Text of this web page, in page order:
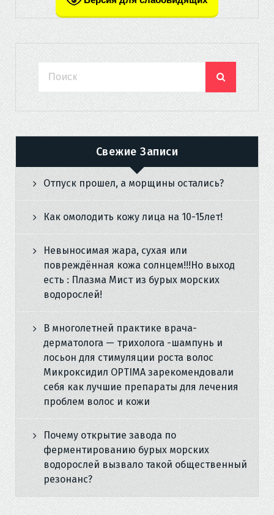
Свежие Записи
Отпуск прошел, а морщины остались?
Как омолодить кожу лица на 10-15лет!
Невыносимая жара, сухая или
повреждённая кожа солнцем!!!Но выход
есть : Плазма Мист из бурых морских
водорослей!
В многолетней практике врача-
дерматолога — трихолога -шампунь и
лосьон для стимуляции роста волос
Микроксидил OPTIMA зарекомендовали
себя как лучшие препараты для лечения
проблем волос и кожи
Почему открытие завода по
ферментированию бурых морских
водорослей вызвало такой общественный
резонанс?